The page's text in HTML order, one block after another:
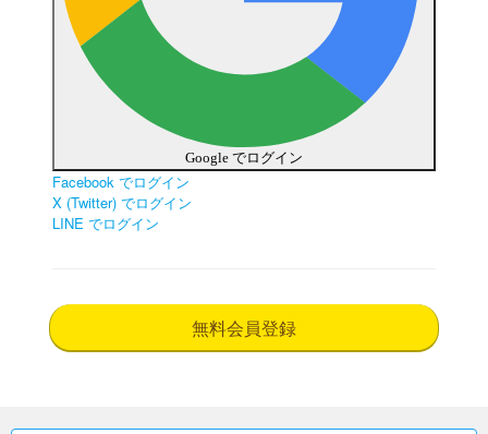
Google でログイン
Facebook でログイン
X (Twitter) でログイン
LINE でログイン
無料会員登録